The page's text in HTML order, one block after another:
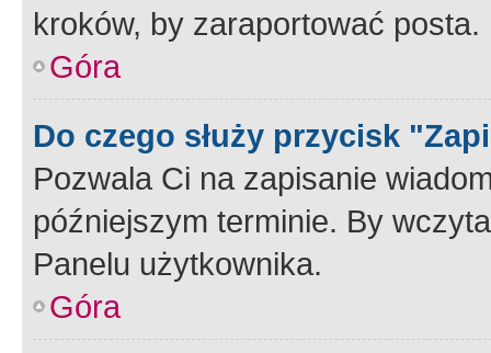
kroków, by zaraportować posta.
Góra
Do czego służy przycisk
Pozwala Ci na zapisanie
późniejszym terminie. By
Panelu użytkownika.
Góra